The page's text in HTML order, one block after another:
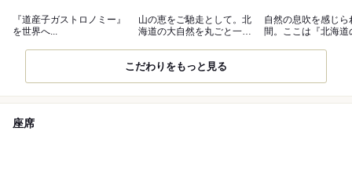
『道産子ガストロノミー』
を世界へ...
山の恵をご馳走として。北
海道の大自然を丸ごと一皿
自然の息吹を感じら
間。ここは『北海道
こだわりをもっと見る
座席